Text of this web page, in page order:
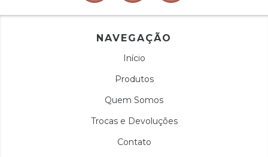
NAVEGAÇÃO
Início
Produtos
Quem Somos
Trocas e Devoluções
Contato